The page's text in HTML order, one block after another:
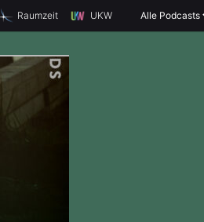
Raumzeit UKW Alle Podcasts